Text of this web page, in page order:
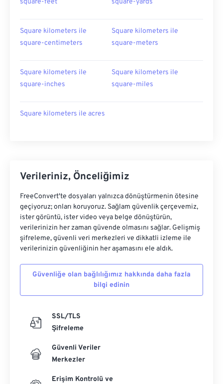
square-feet square-yards
Square kilometers ile
square-centimeters
Square kilometers ile
square-meters
Square kilometers ile
square-inches
Square kilometers ile
square-miles
Square kilometers ile acres
Verileriniz, Önceliğimiz
FreeConvert'te dosyaları yalnızca dönüştürmenin ötesine
geçiyoruz; onları koruyoruz. Sağlam güvenlik çerçevemiz,
ister görüntü, ister video veya belge dönüştürün,
verilerinizin her zaman güvende olmasını sağlar. Gelişmiş
şifreleme, güvenli veri merkezleri ve dikkatli izleme ile
verilerinizin güvenliğinin her aşamasını ele aldık.
Güvenliğe olan bağlılığımız hakkında daha fazla
bilgi edinin
SSL/TLS
Şifreleme
Güvenli Veriler
Merkezler
Erişim Kontrolü ve